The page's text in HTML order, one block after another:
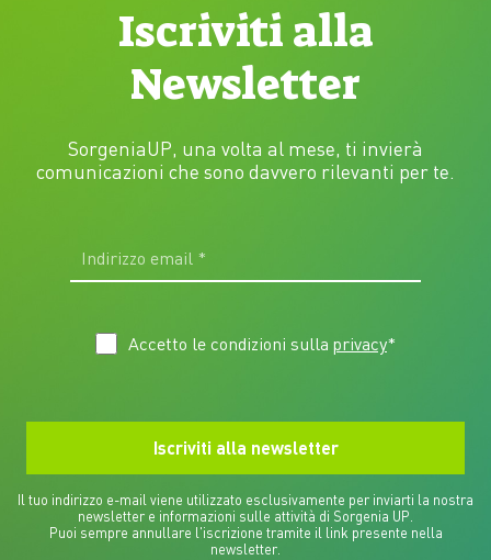
Iscriviti alla
Newsletter
SorgeniaUP, una volta al mese, ti invierà
comunicazioni che sono davvero rilevanti per te.
Accetto le condizioni sulla privacy*
Il tuo indirizzo e-mail viene utilizzato esclusivamente per inviarti la nostra
newsletter e informazioni sulle attività di Sorgenia UP.
Puoi sempre annullare l'iscrizione tramite il link presente nella
newsletter.